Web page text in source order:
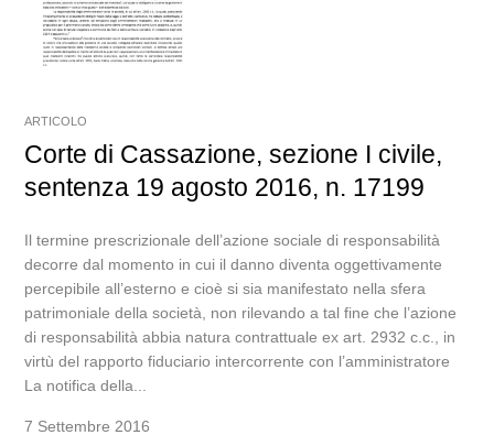
ARTICOLO
Corte di Cassazione, sezione I civile,
sentenza 19 agosto 2016, n. 17199
Il termine prescrizionale dell’azione sociale di responsabilità
decorre dal momento in cui il danno diventa oggettivamente
percepibile all’esterno e cioè si sia manifestato nella sfera
patrimoniale della società, non rilevando a tal fine che l’azione
di responsabilità abbia natura contrattuale ex art. 2932 c.c., in
virtù del rapporto fiduciario intercorrente con l’amministratore
La notifica della...
7 Settembre 2016